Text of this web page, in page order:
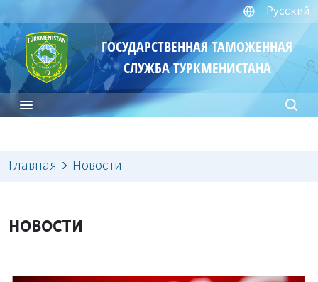
Русский
ГОСУДАРСТВЕННАЯ ТАМОЖЕННАЯ
СЛУЖБА ТУРКМЕНИСТАНА
Главная Новости
НОВОСТИ